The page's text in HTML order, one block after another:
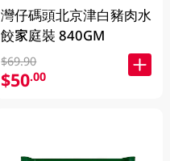
灣仔碼頭北京津白豬肉水
餃家庭裝 840GM
$69.90
$50.00